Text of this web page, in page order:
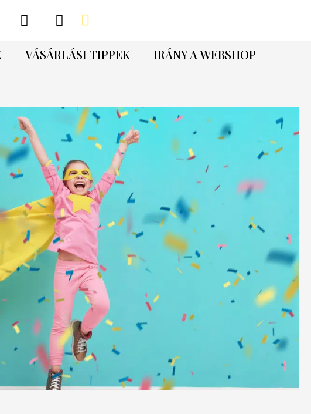
VÁSÁRLÁSI TIPPEK
IRÁNY A WEBSHOP